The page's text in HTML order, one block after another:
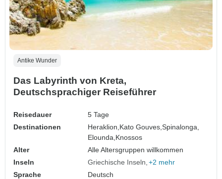
Antike Wunder
Das Labyrinth von Kreta,
Deutschsprachiger Reiseführer
Reisedauer
5 Tage
Destinationen
Heraklion, Kato Gouves,Spinalonga,
Elounda, Knossos
Alter
Alle Altersgruppen willkommen
Inseln
Griechische Inseln +2 mehr
Sprache
Deutsch